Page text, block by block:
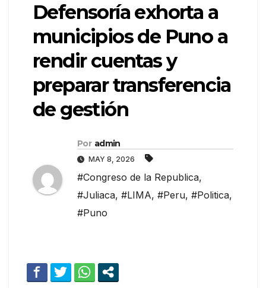
Defensoría exhorta a
municipios de Puno a
rendir cuentas y
preparar transferencia
de gestión
Por admin
MAY 8, 2026
#Congreso de la Republica,
#Juliaca, #LIMA, #Peru, #Politica,
#Puno